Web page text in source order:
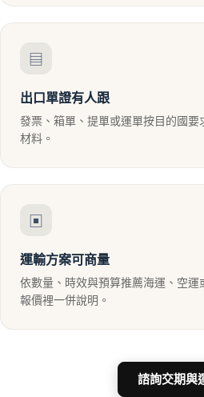
▤
出口單證有人跟
發票、箱單、提單或運單按目的國
材料。
▣
運輸方案可商量
依數量、時效與預算推薦海運、空運
報價裡一併說明。
諮詢交期與